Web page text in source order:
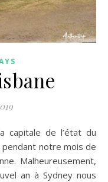
pendant notre mois de
Malheureusement,
an à Sydney nous